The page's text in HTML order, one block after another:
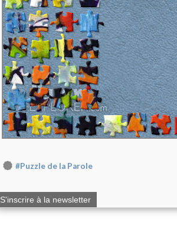
#Puzzle de la Parole
S'inscrire à la newsletter